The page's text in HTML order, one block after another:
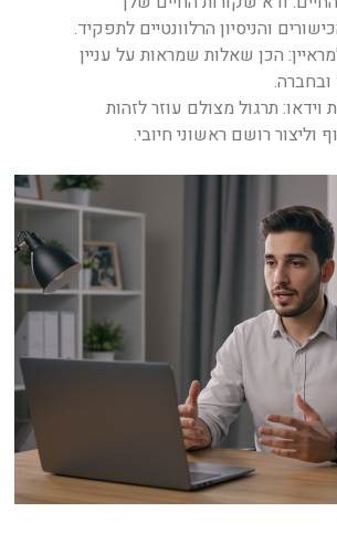
והניסיון הרלוונטיים לתפקיד.
הכן שאלות שמראות על עניין
וידאו: תרגול מצולם עוזר לזהות
רושם ראשוני חיובי.